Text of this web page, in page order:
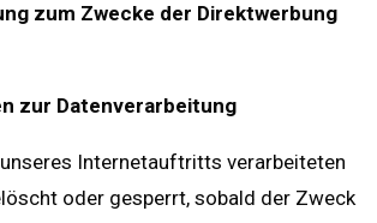
zum Zwecke der Direktwerbung
zur Datenverarbeitung
Internetauftritts verarbeiteten
oder gesperrt, sobald der Zweck